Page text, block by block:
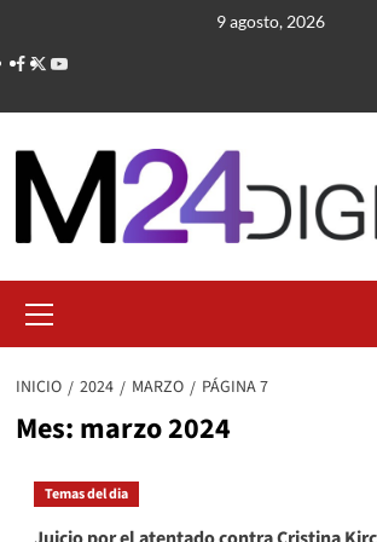
contenido
9 agosto, 2026
primario
INICIO 2024 MARZO PÁGINA 7
Mes: marzo 2024
Temas del dia